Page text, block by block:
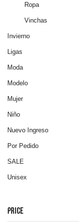
Ropa
Vinchas
Invierno
Ligas
Moda
Modelo
Mujer
Niño
Nuevo Ingreso
Por Pedido
SALE
Unisex
PRICE